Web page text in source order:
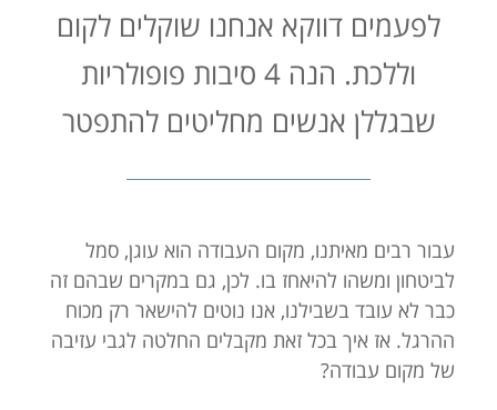
לפעמים דווקא אנחנו שוקלים לקום
וללכת. הנה 4 סיבות פופולריות
שבגללן אנשים מחליטים להתפטר
עבור רבים מאיתנו, מקום העבודה הוא עוגן, סמל
לביטחון ומשהו להיאחז בו. לכן, גם במקרים שבהם זה
כבר לא עובד בשבילנו, אנו נוטים להישאר רק מכוח
ההרגל. אז איך בכל זאת מקבלים החלטה לגבי עזיבה
של מקום עבודה?